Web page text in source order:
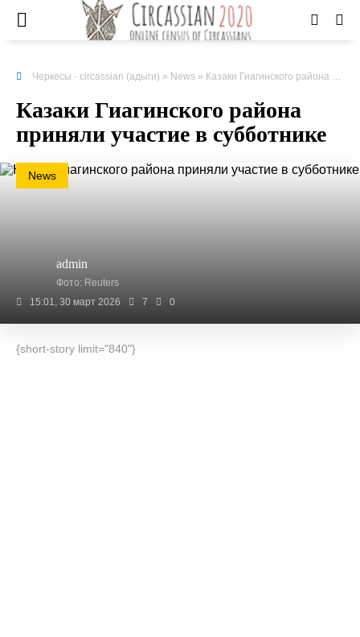
Черкесы - circassian (адыги) » News » Казаки Гиагинского района приняли участие в субботнике
Казаки Гиагинского района
приняли участие в субботнике
News
admin
Фото: Reuters
15:01, 30 март 2026
7 0
{short-story limit="840"}